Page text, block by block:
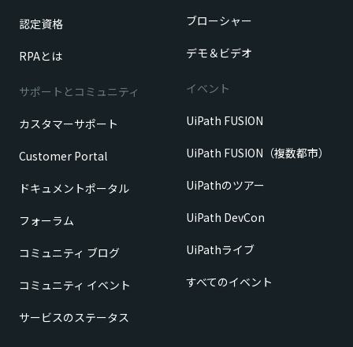
認定資格
RPAとは
サポートとコミュニティ
カスタマーサポート
Customer Portal
ドキュメントポータル
フォーラム
コミュニティ ブログ
コミュニティ イベント
サービスのステータス
ブローシャー
デモ＆ビデオ
イベント
UiPath FUSION
UiPath FUSION（複数都市）
UiPathのツアー
UiPath DevCon
UiPathライブ
すべてのイベント